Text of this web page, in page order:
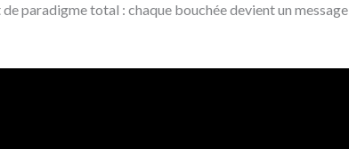
de paradigme total : chaque bouchée devient un message